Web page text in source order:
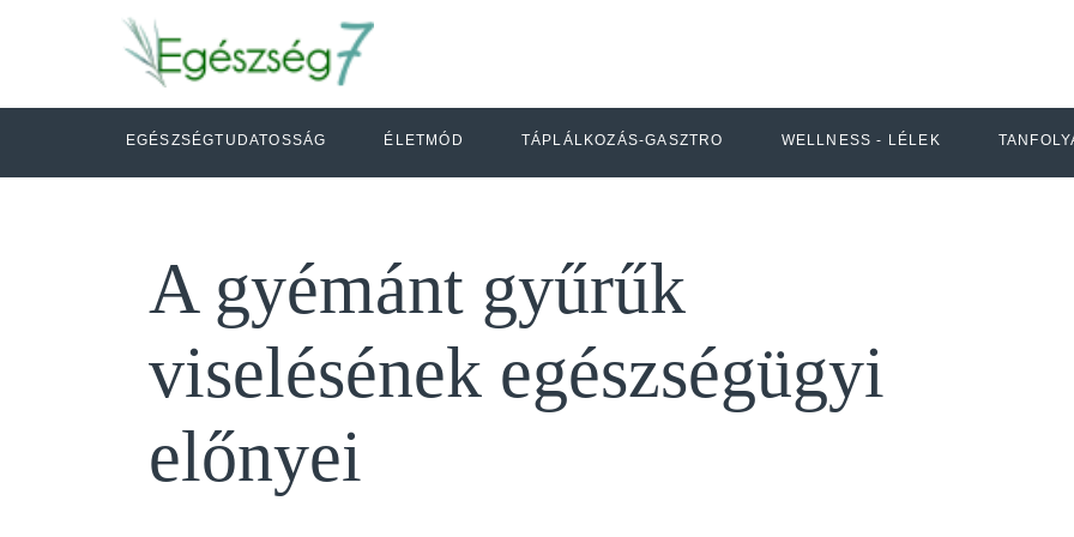
EGÉSZSÉGTUDATOSSÁG ÉLETMÓD TÁPLÁLKOZÁS-GASZTRO WELLNESS - LÉLEK
A gyémánt gyűrűk
viselésének egészségügyi
előnyei